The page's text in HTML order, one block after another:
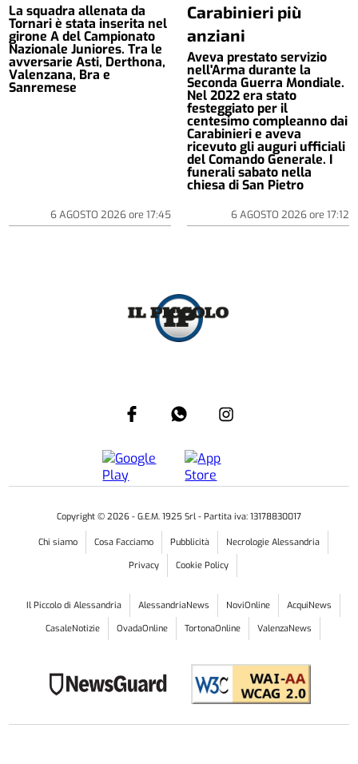
La squadra allenata da
Tornari è stata inserita nel
girone A del Campionato
Nazionale Juniores. Tra le
avversarie Asti, Derthona,
Valenzana, Bra e
Sanremese
6 AGOSTO 2026ore 17:45
Carabinieri più
anziani
Aveva prestato servizio
nell'Arma durante la
Seconda Guerra Mondiale.
Nel 2022 era stato
festeggiato per il
centesimo compleanno dai
Carabinieri e aveva
ricevuto gli auguri ufficiali
del Comando Generale. I
funerali sabato nella
chiesa di San Pietro
6 AGOSTO 2026ore 17:12
Copyright © 2026 - G.E.M. 1925 Srl - Partita iva: 13178830017
Chi siamo Cosa Facciamo Pubblicità
Necrologie Alessandria
Privacy
Cookie Policy
Il Piccolo di Alessandria AlessandriaNews NoviOnline
AcquiNews
CasaleNotizie
OvadaOnline TortonaOnline ValenzaNews